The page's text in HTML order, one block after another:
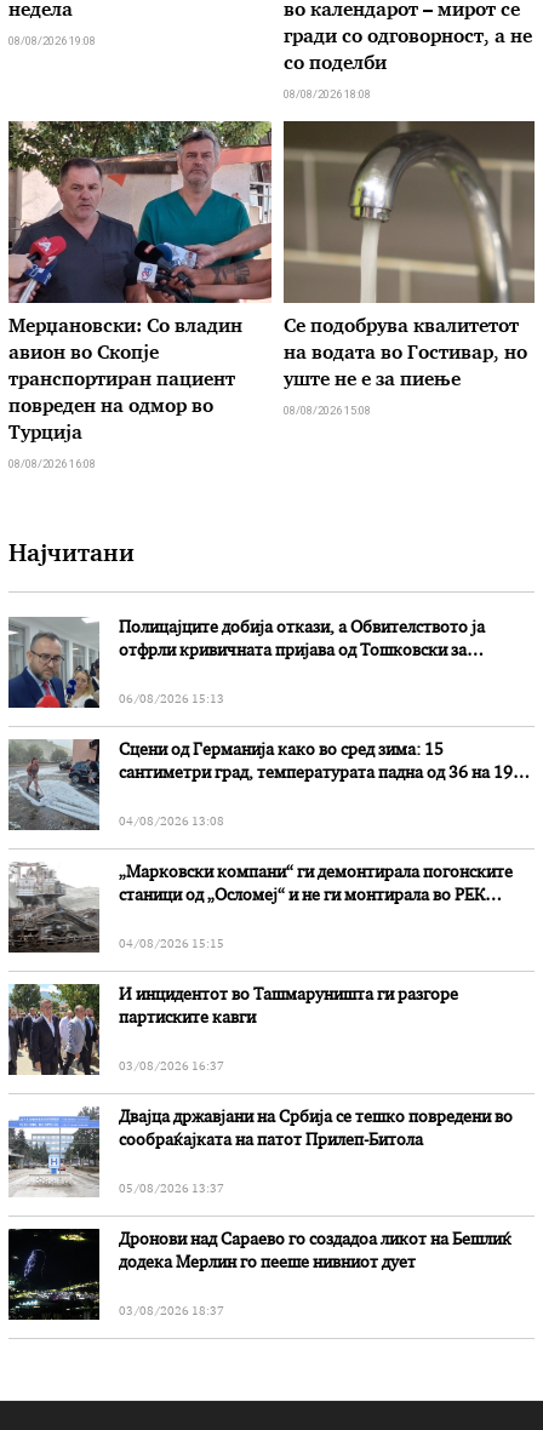
недела
08/08/2026 19:08
во календарот – мирот се
гради со одговорност, а не
со поделби
08/08/2026 18:08
Мерџановски: Со владин
авион во Скопје
транспортиран пациент
повреден на одмор во
Турција
08/08/2026 16:08
Се подобрува квалитетот
на водата во Гостивар, но
уште не е за пиење
08/08/2026 15:08
Најчитани
Полицајците добија откази, а Обвителството ја
отфрли кривичната пријава од Тошковски за
06/08/2026 15:13
Сцени од Германија како во сред зима: 15
сантиметри град, температурата падна од 36 на 19
04/08/2026 13:08
„Марковски компани“ ги демонтирала погонските
станици од „Осломеј“ и не ги монтирала во РЕК
04/08/2026 15:15
И инцидентот во Ташмаруништa ги разгоре
партиските кавги
03/08/2026 16:37
Двајца државјани на Србија се тешко повредени во
сообраќајката на патот Прилеп-Битола
05/08/2026 13:37
Дронови над Сараево го создадоа ликот на Бешлиќ
додека Мерлин го пееше нивниот дует
03/08/2026 18:37